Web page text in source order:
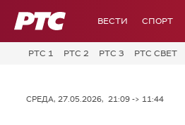
РТС ВЕСТИ СПОРТ
РТС 1 РТС 2 РТС 3 РТС СВЕТ
СРЕДА, 27.05.2026, 21:09 -> 11:44